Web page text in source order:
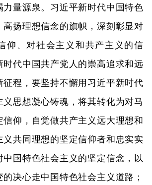
力量源泉。习近平新时代中国特色
高扬理想信念的旗帜，深刻彰显对
仰、对社会主义和共产主义的信
时代中国共产党人的崇高追求和远
征程，要坚持不懈用习近平新时代
义思想凝心铸魂，将其转化为对马
信仰，自觉做共产主义远大理想和
义共同理想的坚定信仰者和忠实实
中国特色社会主义的坚定信念，以
决心走中国特色社会主义道路；